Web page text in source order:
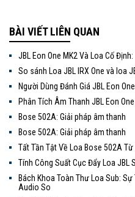
BÀI VIẾT LIÊN QUAN
JBL Eon One MK2 Và Loa Cố
So sánh Loa JBL IRX One và loa
Người Dùng Đánh Giá JBL Eon
Phân Tích Âm Thanh JBL Eon
Bose 502A: Giải pháp âm thanh
Bose 502A: Giải pháp âm thanh
Tất Tần Tật Về Loa Bose 502A
Tính Công Suất Cục Đẩy Loa JBL
Bách Khoa Toàn Thư Loa Sub:
Audio So